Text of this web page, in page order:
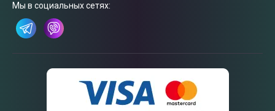
Мы в социальных сетях:
Связаться